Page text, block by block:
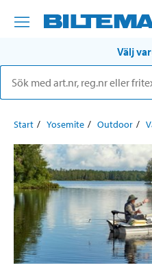
Välj
Start Yosemite Outdoor